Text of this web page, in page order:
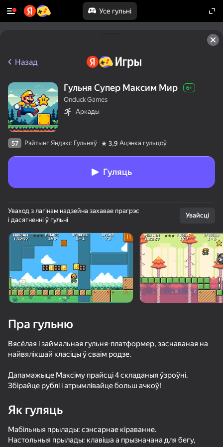
Усе гульні
Павярніце прыладу
Гульня працуе толькі ў гарызантальнай
арыентацыі
Хулиганы на скейтах
61
Stack Fire Ball
Стик Король - Эпическое сражение
Hockey
Назад
Гульня Супер Максим Мир 6+
Onduck Games
Аркады
57 Рэйтынг Яндэкс Гульняў 3,9 Ацэнка гульцоў
Гуляць
Уваход з лагінам надзейна захавае прагрэс
і дасягненні ў гульні
Увайсці
Пра гульню
Вясёлая і займальная гульня-платформер, заснаваная на
найвялікшай класіцы ў сваім родзе.
Дапамажыце Максіму прайсці 4 складаныя ўзроўні.
Збірайце рублі і атрымлівайце больш ачкоў!
Як гуляць
Мабільныя прылады: сэнсарнае кіраванне.
Настольныя прылады: клавіша a прызначана для бегу,